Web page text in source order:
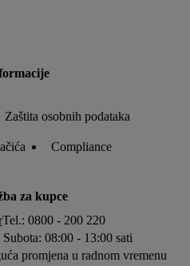
Zaštita osobnih podataka
Compliance
za kupce
Tel.: 0800 - 200 220
08:00 - 13:00 sati
promjena u radnom vremenu